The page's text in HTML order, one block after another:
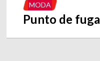
MODA
Punto de fuga